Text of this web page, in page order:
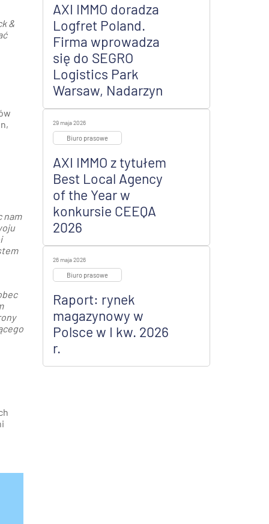
&
nam
AXI IMMO doradza
Logfret Poland.
Firma wprowadza
się do SEGRO
Logistics Park
Warsaw, Nadarzyn
29 maja 2026
Biuro prasowe
AXI IMMO z tytułem
Best Local Agency
of the Year w
konkursie CEEQA
2026
26 maja 2026
Biuro prasowe
Raport: rynek
magazynowy w
Polsce w I kw. 2026
r.